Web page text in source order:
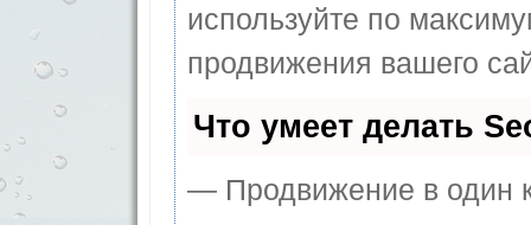
используйте по
продвижения вашего
Что умеет делать
— Продвижение в один